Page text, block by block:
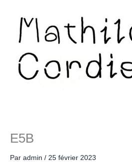
contenu
E5B
Par admin / 25 février 2023